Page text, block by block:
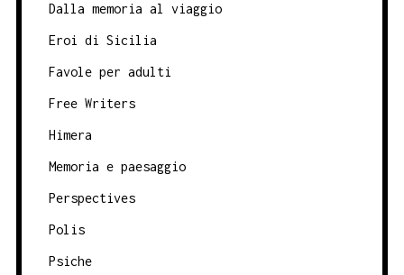
Dalla memoria al viaggio
Eroi di Sicilia
Favole per adulti
Free Writers
Himera
Memoria e paesaggio
Perspectives
Polis
Psiche